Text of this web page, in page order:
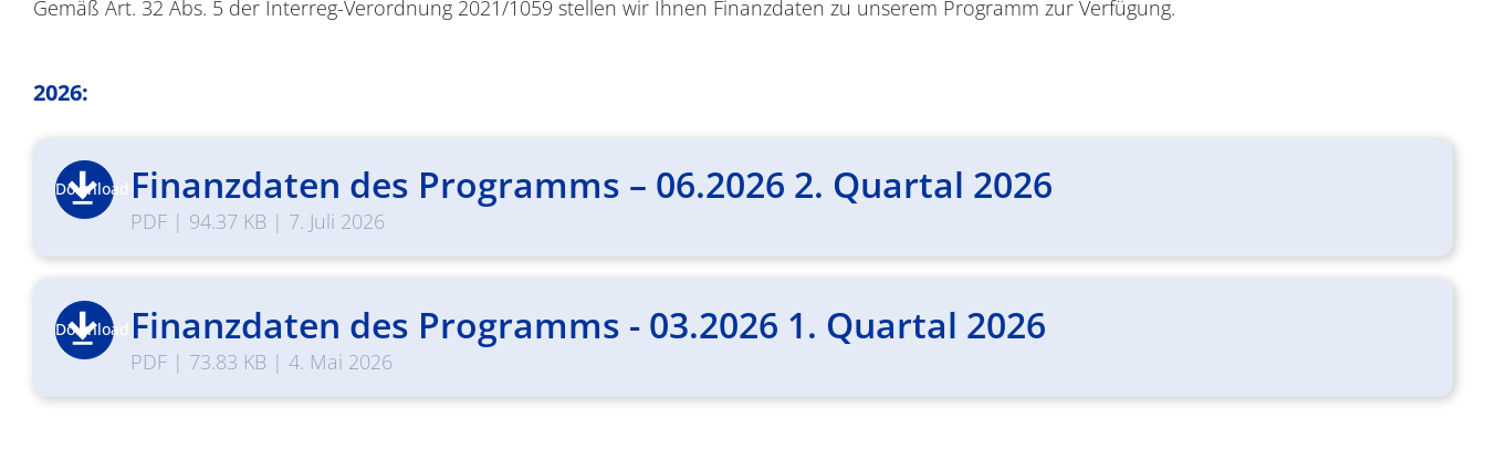
Gemäß Art. 32 Abs. 5 der Interreg-Verordnung 2021/1059 stellen wir Ihnen Finanzdaten zu unserem Programm zur Verfügung.
2026:
Download Finanzdaten des Programms – 06.2026 2. Quartal 2026
PDF| 94.37 KB | 7. Juli 2026
Download Finanzdaten des Programms - 03.2026 1. Quartal 2026
PDF| 73.83 KB | 4. Mai 2026